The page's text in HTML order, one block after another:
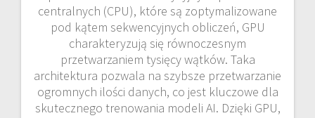
centralnych (CPU), które są zoptymalizowane
pod kątem sekwencyjnych obliczeń, GPU
charakteryzują się równoczesnym
przetwarzaniem tysięcy wątków. Taka
architektura pozwala na szybsze przetwarzanie
ogromnych ilości danych, co jest kluczowe dla
skutecznego trenowania modeli AI. Dzięki GPU,